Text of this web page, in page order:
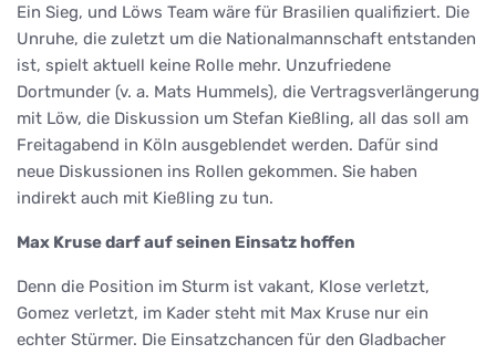
Ein Sieg, und Löws Team wäre für Brasilien qualifiziert. Die
Unruhe, die zuletzt um die Nationalmannschaft entstanden
ist, spielt aktuell keine Rolle mehr. Unzufriedene
Dortmunder (v. a. Mats Hummels), die Vertragsverlängerung
mit Löw, die Diskussion um Stefan Kießling, all das soll am
Freitagabend in Köln ausgeblendet werden. Dafür sind
neue Diskussionen ins Rollen gekommen. Sie haben
indirekt auch mit Kießling zu tun.
Max Kruse darf auf seinen Einsatz hoffen
Denn die Position im Sturm ist vakant, Klose verletzt,
Gomez verletzt, im Kader steht mit Max Kruse nur ein
echter Stürmer. Die Einsatzchancen für den Gladbacher